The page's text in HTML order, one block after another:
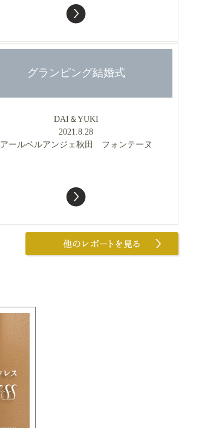
グランピング結婚式
DAI＆YUKI
2021.8.28
アールベルアンジェ秋田 フォンテーヌ